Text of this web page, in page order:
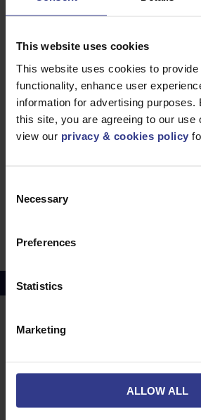
This website uses cookies
This website uses cookies to
functionality, enhance user
information for advertising purposes.
this site, you are agreeing to our use
view our privacy & cookies policy
Selection
Necessary
Preferences
Statistics
Marketing
ALLOW ALL
Produits
Veuillez sélectionner un produit ci-
bouton « Ajouter au devis » pour
CODE DESCRIPTION
QUANTITÉ/MÈTRES
L'INDUSTRIE
ALIMENTAIRE
LIEUX
Newcastle